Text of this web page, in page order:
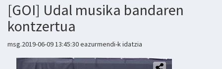
[GOI] Udal musika bandaren
kontzertua
msg.2019-06-09 13:45:30 eazurmendi-k idatzia